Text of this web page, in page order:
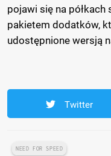
pojawi się na
pakietem dodatków,
udostępnione wersją
Twitter
NEED FOR SPEED